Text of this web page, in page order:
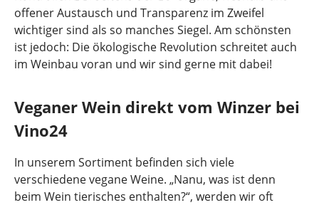
offener Austausch und Transparenz im Zweifel
wichtiger sind als so manches Siegel. Am schönsten
ist jedoch: Die ökologische Revolution schreitet auch
im Weinbau voran und wir sind gerne mit dabei!
Veganer Wein direkt vom Winzer bei
Vino24
In unserem Sortiment befinden sich viele
verschiedene vegane Weine. „Nanu, was ist denn
beim Wein tierisches enthalten?“, werden wir oft